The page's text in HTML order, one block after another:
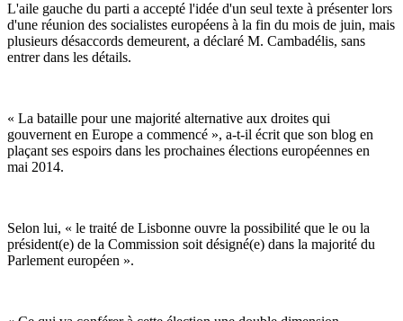
L'aile gauche du parti a accepté l'idée d'un seul texte à présenter lors
d'une réunion des socialistes européens à la fin du mois de juin, mais
plusieurs désaccords demeurent, a déclaré M. Cambadélis, sans
entrer dans les détails.
« La bataille pour une majorité alternative aux droites qui
gouvernent en Europe a commencé », a-t-il écrit que son blog en
plaçant ses espoirs dans les prochaines élections européennes en
mai 2014.
Selon lui, « le traité de Lisbonne ouvre la possibilité que le ou la
président(e) de la Commission soit désigné(e) dans la majorité du
Parlement européen ».